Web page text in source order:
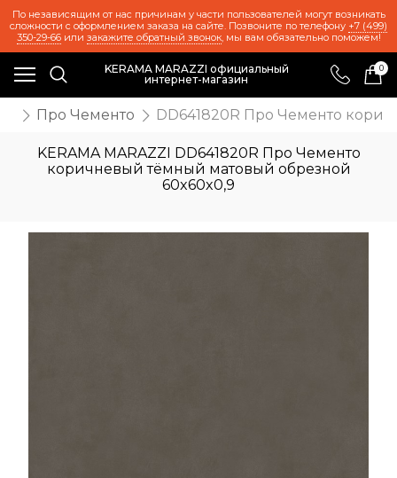
По независящим от нас причинам у части пользователей могут возникать
сложности с оформлением заказа на сайте. Позвоните по телефону +7 (499)
350-29-66или закажите обратный звонок, мы вам обязательно поможем!
KERAMA MARAZZI официальный
интернет-магазин
0
Про Чементо DD641820R Про Чементо
KERAMA MARAZZI DD641820R Про Чементо
коричневый тёмный матовый обрезной
60x60x0,9